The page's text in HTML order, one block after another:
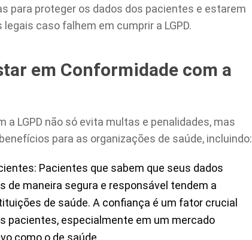
para proteger os dados dos pacientes e estarem
caso falhem em cumprir a LGPD.
em Conformidade com a
a LGPD não só evita multas e penalidades, mas
para as organizações de saúde, incluindo:
Pacientes que sabem que seus dados
de maneira segura e responsável tendem a
de saúde. A confiança é um fator crucial
pacientes, especialmente em um mercado
como o de saúde.